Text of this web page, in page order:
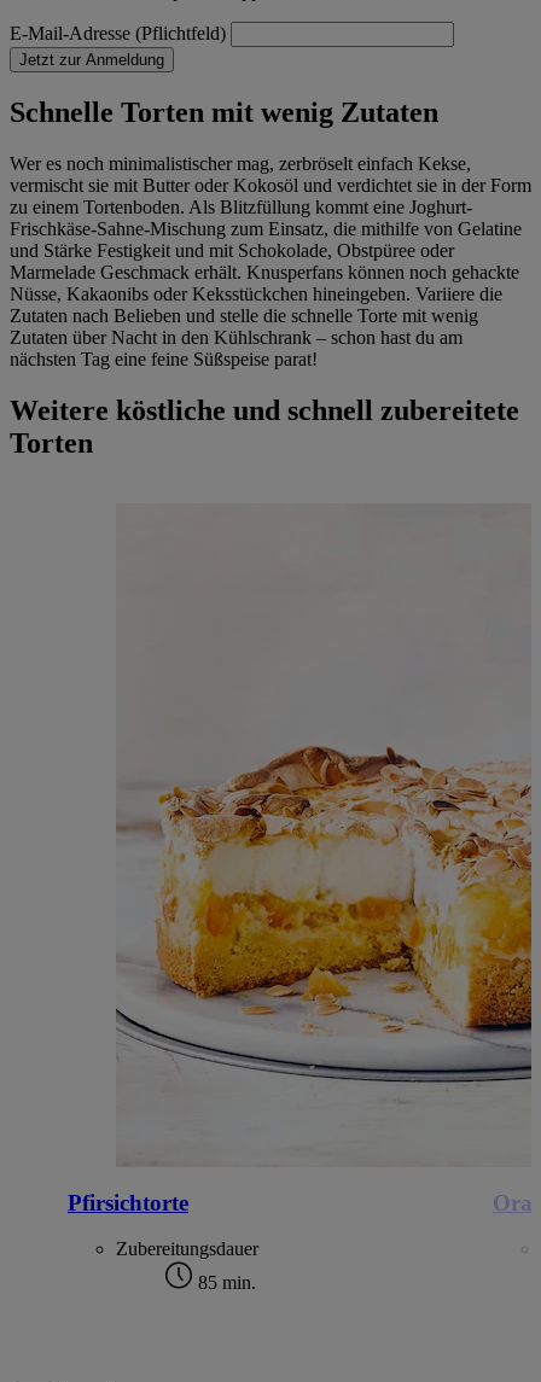
E-Mail-Adresse (Pflichtfeld)
Jetzt zur Anmeldung
Schnelle Torten mit wenig Zutaten
Wer es noch minimalistischer mag, zerbröselt einfach Kekse,
vermischt sie mit Butter oder Kokosöl und verdichtet sie in der Form
zu einem Tortenboden. Als Blitzfüllung kommt eine Joghurt-
Frischkäse-Sahne-Mischung zum Einsatz, die mithilfe von Gelatine
und Stärke Festigkeit und mit Schokolade, Obstpüree oder
Marmelade Geschmack erhält. Knusperfans können noch gehackte
Nüsse, Kakaonibs oder Keksstückchen hineingeben. Variiere die
Zutaten nach Belieben und stelle die schnelle Torte mit wenig
Zutaten über Nacht in den Kühlschrank – schon hast du am
nächsten Tag eine feine Süßspeise parat!
Weitere köstliche und schnell zubereitete
Torten
Pfirsichtorte
Zubereitungsdauer
85 min.